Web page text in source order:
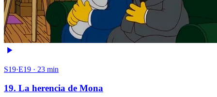
S19·E19 · 23 min
19. La herencia de Mona